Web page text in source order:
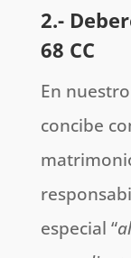
2.-
68 CC
En
concibe
especial “